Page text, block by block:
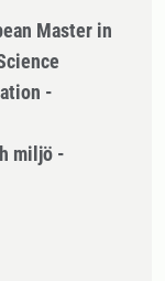
Master in
-
miljö -